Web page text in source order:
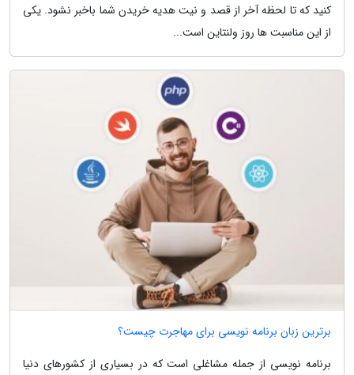
کنید که تا لحظه آخر از قصد و نیت هدیه خریدن شما باخبر نشود. یکی
از این مناسبت ها روز ولنتاین است...
برترین زبان برنامه نویسی برای مهاجرت چیست؟
برنامه نویسی از جمله مشاغلی است که در بسیاری از کشورهای دنیا